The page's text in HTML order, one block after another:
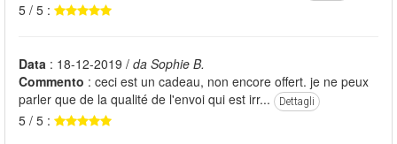
5 / 5 :
Data : 18-12-2019 / da Sophie B.
Commento : ceci est un cadeau, non encore offert. je ne peux
parler que de la qualité de l'envoi qui est irr...
Dettagli
5 / 5 :